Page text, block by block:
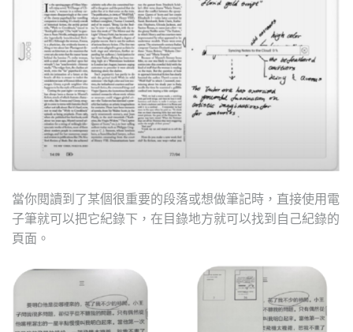
當你閱讀到了某個很重要的段落或想做筆記時，直接使用電
子筆就可以把它紀錄下，在目錄地方就可以找到自己紀錄的
頁面。